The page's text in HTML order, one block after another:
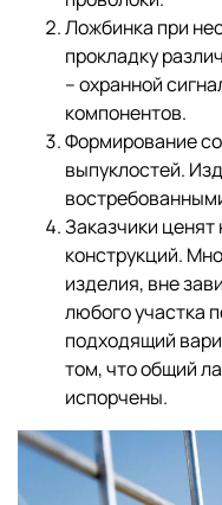
Ложбинка при
прокладку
– охранной
компонентов.
Формирование
выпуклостей.
Заказчики ценят
конструкций.
изделия, вне
любого участка
подходящий
том, что общий
испорчены.